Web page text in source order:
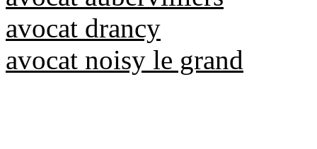
avocat drancy
avocat noisy le grand